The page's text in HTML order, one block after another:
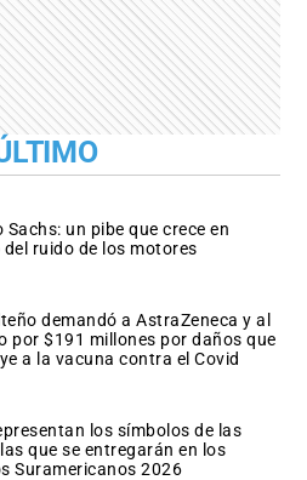
Sachs: un pibe que crece en
del ruido de los motores
demandó a AstraZeneca y al
por $191 millones por daños que
a la vacuna contra el Covid
los símbolos de las
que se entregarán en los
Suramericanos 2026